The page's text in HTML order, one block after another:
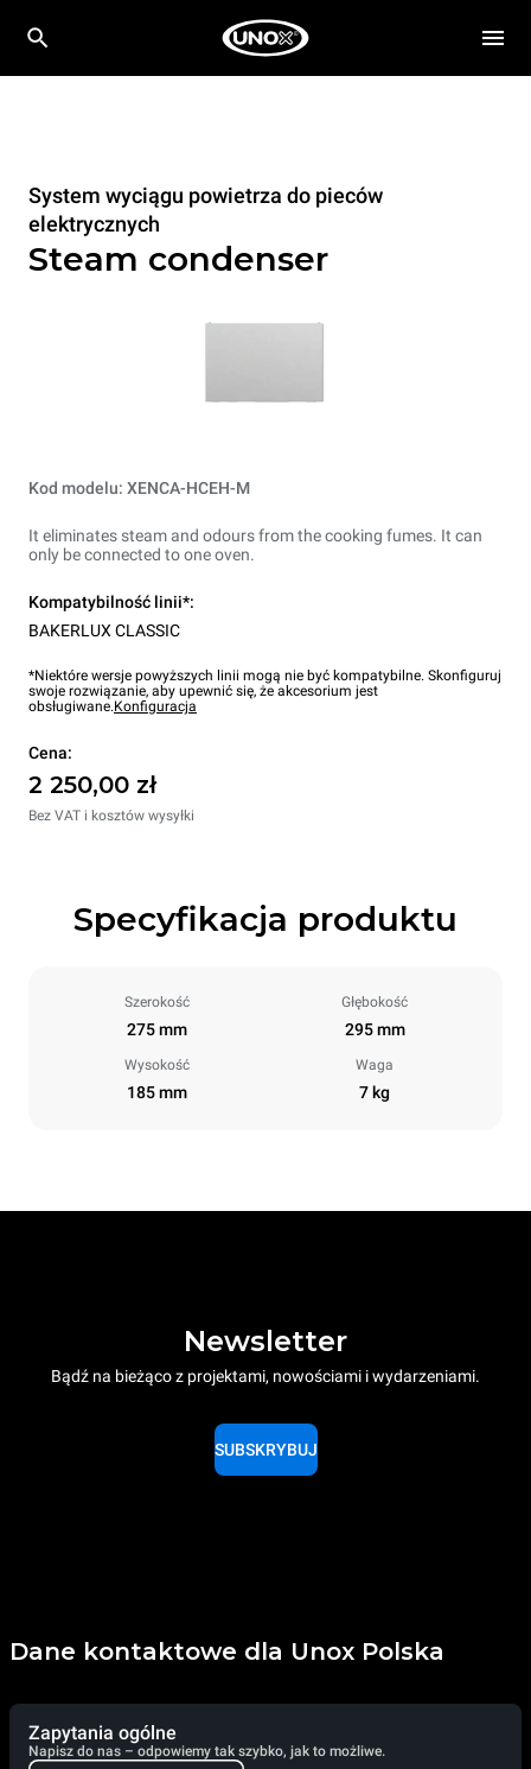
System wyciągu powietrza do pieców
elektrycznych
Steam condenser
Kod modelu: XENCA-HCEH-M
It eliminates steam and odours from the cooking fumes. It can
only be connected to one oven.
Kompatybilność linii*:
BAKERLUX CLASSIC
*Niektóre wersje powyższych linii mogą nie być kompatybilne. Skonfiguruj
swoje rozwiązanie, aby upewnić się, że akcesorium jest
obsługiwane.Konfiguracja
Cena:
2 250,00 zł
Bez VAT i kosztów wysyłki
Specyfikacja produktu
Szerokość
275 mm
Głębokość
295 mm
Wysokość
185 mm
Waga
7 kg
Newsletter
Bądź na bieżąco z projektami, nowościami i wydarzeniami.
SUBSKRYBUJ
Dane kontaktowe dla Unox Polska
Zapytania ogólne
Napisz do nas – odpowiemy tak szybko, jak to możliwe.